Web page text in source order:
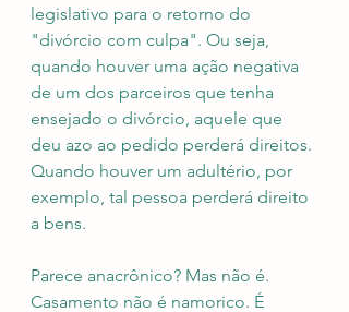
legislativo para o retorno do
"divórcio com culpa". Ou seja,
quando houver uma ação negativa
de um dos parceiros que tenha
ensejado o divórcio, aquele que
deu azo ao pedido perderá direitos.
Quando houver um adultério, por
exemplo, tal pessoa perderá direito
a bens.
Parece anacrônico? Mas não é.
Casamento não é namorico. É